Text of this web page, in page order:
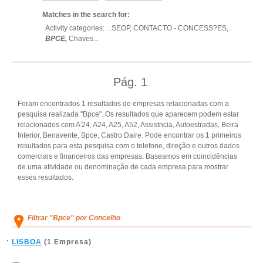
Matches in the search for:
Activity categories: ...SEOP, CONTACTO - CONCESS?ES,
BPCE, Chaves...
Pág. 1
Foram encontrados 1 resultados de empresas relacionadas com a
pesquisa realizada "Bpce". Os resultados que aparecem podem estar
relacionados com A 24, A24, A25, A52, Assistncia, Autoestradas, Beira
Interior, Benavente, Bpce, Castro Daire. Pode encontrar os 1 primeiros
resultados para esta pesquisa com o telefone, direção e outros dados
comerciais e financeiros das empresas. Baseamos em coincidências
de uma atividade ou denominação de cada empresa para mostrar
esses resultados.
Filtrar "Bpce" por Concelho
LISBOA (1 Empresa)